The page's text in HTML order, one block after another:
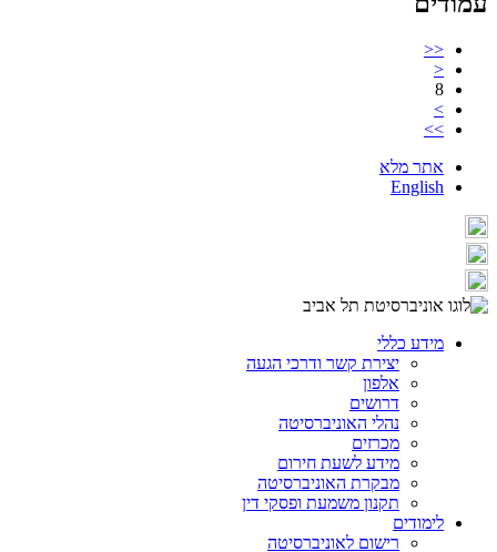
<<
<
8
>
>>
אתר מלא
English
מידע כללי
יצירת קשר ודרכי הגעה
אלפון
דרושים
נהלי האוניברסיטה
מכרזים
מידע לשעת חירום
מבקרת האוניברסיטה
תקנון משמעת ופסקי דין
לימודים
רישום לאוניברסיטה